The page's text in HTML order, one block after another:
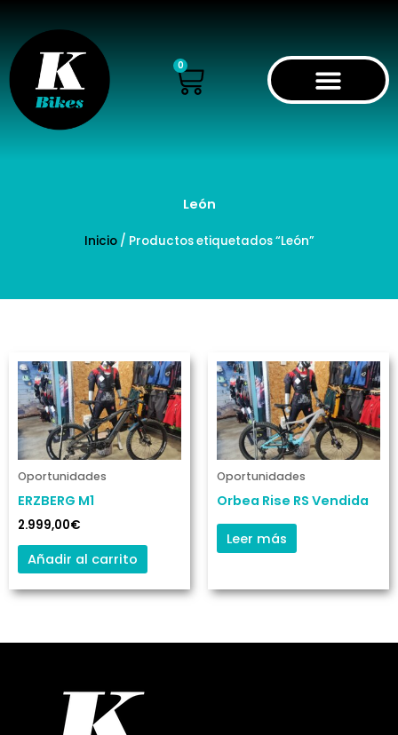
contenido
0
Cart
León
Inicio/ Productos etiquetados “León”
Oportunidades
ERZBERG M1
2.999,00€
Añadir al carrito
Oportunidades
Orbea Rise RS Vendida
Leer más